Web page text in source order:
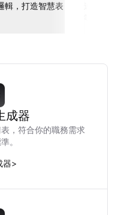
輯，打造智慧表
成器
，符合你的職務需求
。
器>